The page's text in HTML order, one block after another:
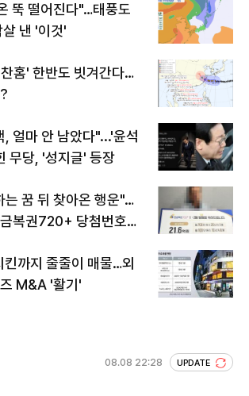
뚝 떨어진다"…태풍도
낸 '이것'
홈' 한반도 빗겨간다…
, 얼마 안 남았다"...'윤석
무당, '성지글' 등장
는 꿈 뒤 찾아온 행운"…
복권720+ 당첨번호조
킨까지 줄줄이 매물…외
M&A '활기'
08.08 22:28 UPDATE